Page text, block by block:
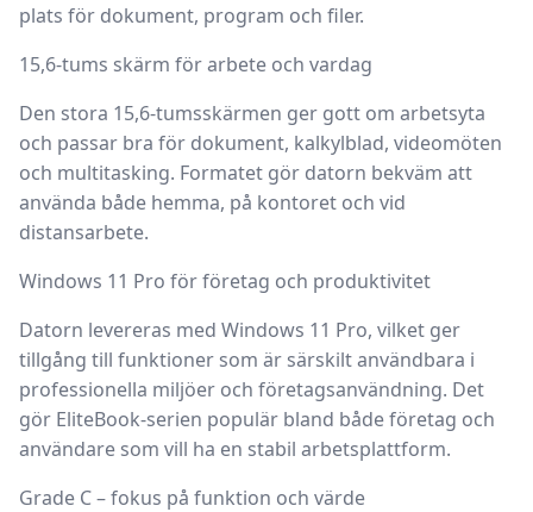
plats för dokument, program och filer.
15,6-tums skärm för arbete och vardag
Den stora 15,6-tumsskärmen ger gott om arbetsyta
och passar bra för dokument, kalkylblad, videomöten
och multitasking. Formatet gör datorn bekväm att
använda både hemma, på kontoret och vid
distansarbete.
Windows 11 Pro för företag och produktivitet
Datorn levereras med Windows 11 Pro, vilket ger
tillgång till funktioner som är särskilt användbara i
professionella miljöer och företagsanvändning. Det
gör EliteBook-serien populär bland både företag och
användare som vill ha en stabil arbetsplattform.
Grade C – fokus på funktion och värde